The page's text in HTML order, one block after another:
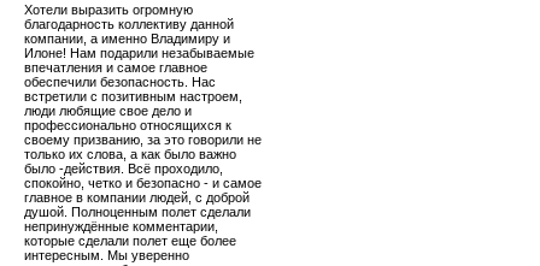
Хотели выразить огромную
благодарность коллективу данной
компании, а именно Владимиру и
Илоне! Нам подарили незабываемые
впечатления и самое главное
обеспечили безопасность. Нас
встретили с позитивным настроем,
люди любящие свое дело и
профессионально относящихся к
своему призванию, за это говорили не
только их слова, а как было важно
было -действия. Всё проходило,
спокойно, четко и безопасно - и самое
главное в компании людей, с доброй
душой. Полноценным полет сделали
непринуждённые комментарии,
которые сделали полет еще более
интересным. Мы уверенно